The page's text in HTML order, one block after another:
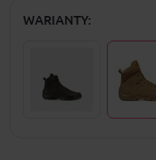
WARIANTY: